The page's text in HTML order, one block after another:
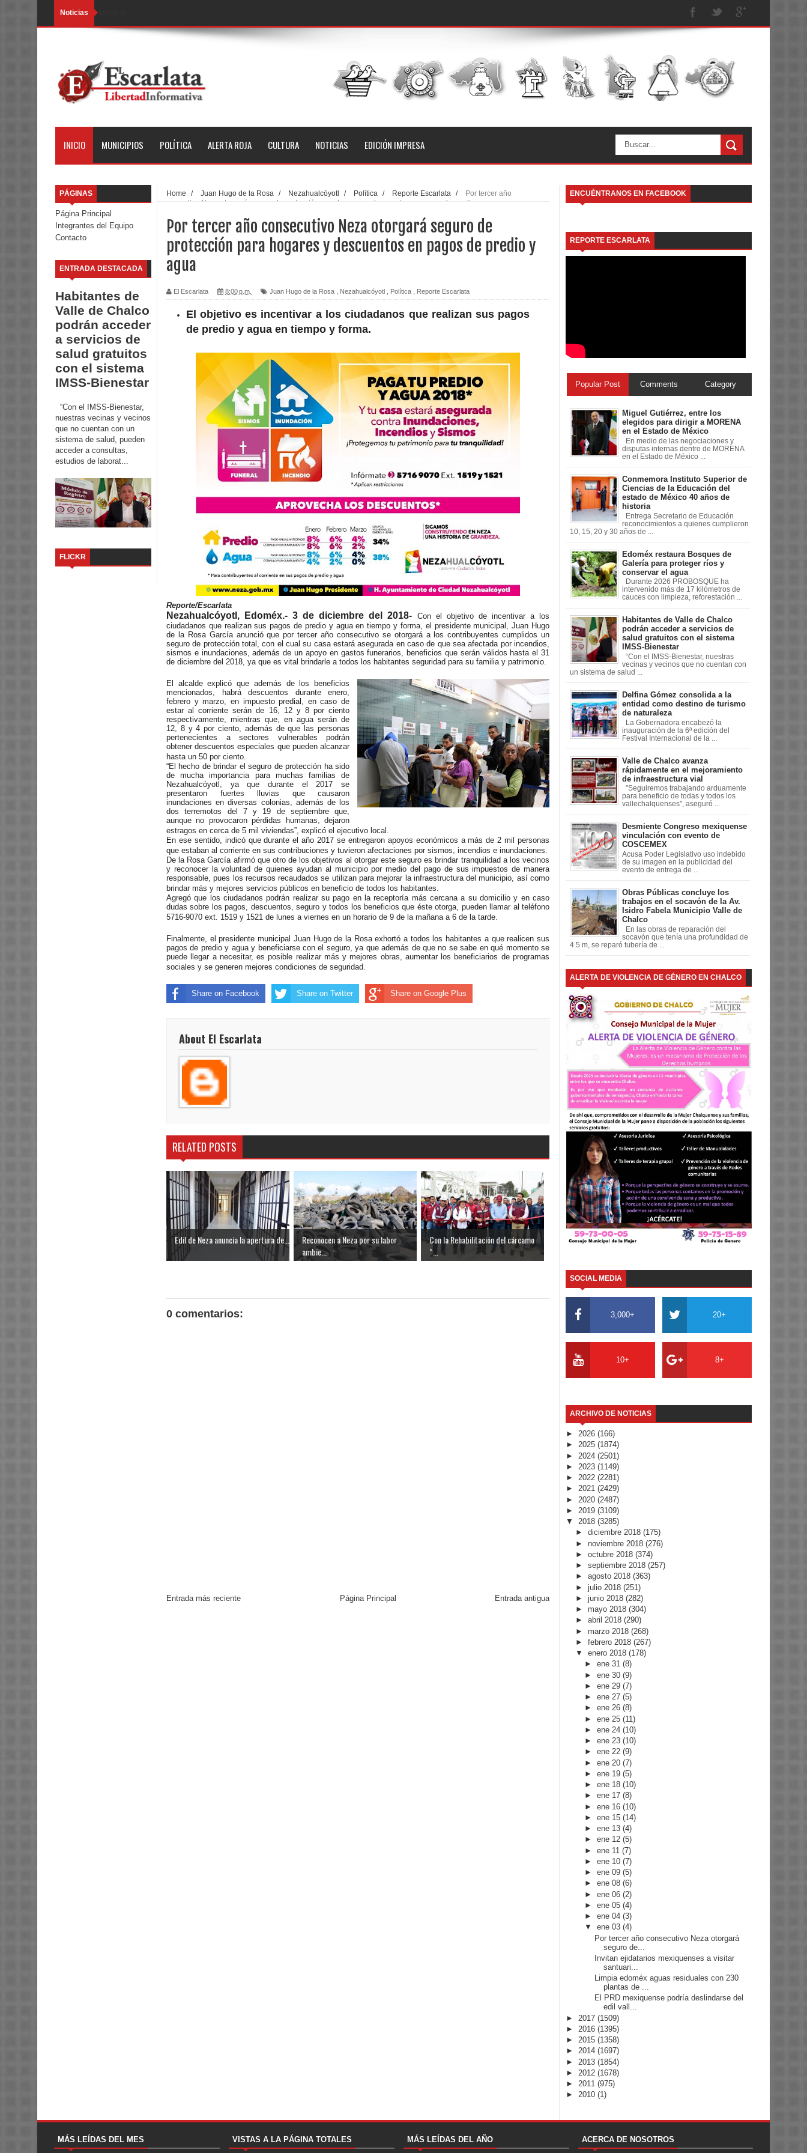
Noticias
INICIO MUNICIPIOS POLÍTICA ALERTA ROJA CULTURA NOTICIAS EDICIÓN IMPRESA
PÁGINAS
Página Principal
Integrantes del Equipo
Contacto
ENTRADA DESTACADA
Habitantes de
Valle de Chalco
podrán acceder
a servicios de
salud gratuitos
con el sistema
IMSS-Bienestar
“Con el IMSS-Bienestar,
nuestras vecinas y vecinos
que no cuentan con un
sistema de salud, pueden
acceder a consultas,
estudios de laborat...
FLICKR
Home / Juan Hugo de la Rosa / Nezahualcóyotl / Política / Reporte Escarlata /
Por tercer año
consecutivo Neza otorgará seguro de protección para hogares y descuentos en pagos de predio y agua
Por tercer año consecutivo Neza otorgará seguro de
protección para hogares y descuentos en pagos de predio y
agua
El Escarlata 8:00 p.m. Juan Hugo de la Rosa Nezahualcóyotl Política Reporte Escarlata
El objetivo es incentivar a los ciudadanos que realizan sus pagos
de predio y agua en tiempo y forma.
Reporte/Escarlata
Nezahualcóyotl, Edoméx.- 3 de diciembre del 2018- Con el objetivo de incentivar a los
ciudadanos que realizan sus pagos de predio y agua en tiempo y forma, el presidente municipal, Juan Hugo
de la Rosa García anunció que por tercer año consecutivo se otorgará a los contribuyentes cumplidos un
seguro de protección total, con el cual su casa estará asegurada en caso de que sea afectada por incendios,
sismos e inundaciones, además de un apoyo en gastos funerarios, beneficios que serán válidos hasta el 31
de diciembre del 2018, ya que es vital brindarle a todos los habitantes seguridad para su familia y patrimonio.
El alcalde explicó que además de los beneficios
mencionados, habrá descuentos durante enero,
febrero y marzo, en impuesto predial, en caso de
estar al corriente serán de 16, 12 y 8 por ciento
respectivamente, mientras que, en agua serán de
12, 8 y 4 por ciento, además de que las personas
pertenecientes a sectores vulnerables podrán
obtener descuentos especiales que pueden alcanzar
hasta un 50 por ciento.
“El hecho de brindar el seguro de protección ha sido
de mucha importancia para muchas familias de
Nezahualcóyotl, ya que durante el 2017 se
presentaron fuertes lluvias que causaron
inundaciones en diversas colonias, además de los
dos terremotos del 7 y 19 de septiembre que,
aunque no provocaron pérdidas humanas, dejaron
estragos en cerca de 5 mil viviendas”, explicó el ejecutivo local.
En ese sentido, indicó que durante el año 2017 se entregaron apoyos económicos a más de 2 mil personas
que estaban al corriente en sus contribuciones y tuvieron afectaciones por sismos, incendios e inundaciones.
De la Rosa García afirmó que otro de los objetivos al otorgar este seguro es brindar tranquilidad a los vecinos
y reconocer la voluntad de quienes ayudan al municipio por medio del pago de sus impuestos de manera
responsable, pues los recursos recaudados se utilizan para mejorar la infraestructura del municipio, así como
brindar más y mejores servicios públicos en beneficio de todos los habitantes.
Agregó que los ciudadanos podrán realizar su pago en la receptoría más cercana a su domicilio y en caso
dudas sobre los pagos, descuentos, seguro y todos los beneficios que éste otorga, pueden llamar al teléfono
5716-9070 ext. 1519 y 1521 de lunes a viernes en un horario de 9 de la mañana a 6 de la tarde.
Finalmente, el presidente municipal Juan Hugo de la Rosa exhortó a todos los habitantes a que realicen sus
pagos de predio y agua y beneficiarse con el seguro, ya que además de que no se sabe en qué momento se
puede llegar a necesitar, es posible realizar más y mejores obras, aumentar los beneficiarios de programas
sociales y se generen mejores condiciones de seguridad.
Share on Facebook Share on Twitter Share on Google Plus
About El Escarlata
RELATED POSTS
Edil de Neza anuncia la apertura de...
Reconocen a Neza por su labor
ambie...
Con la Rehabilitación del cárcamo
“...
0 comentarios:
Entrada más reciente Entrada antigua
Página Principal
ENCUÉNTRANOS EN FACEBOOK
REPORTE ESCARLATA
Popular Post Comments Category
Miguel Gutiérrez, entre los
elegidos para dirigir a MORENA
en el Estado de México
En medio de las negociaciones y
disputas internas dentro de MORENA
en el Estado de México ...
Conmemora Instituto Superior de
Ciencias de la Educación del
estado de México 40 años de
historia
Entrega Secretario de Educación
reconocimientos a quienes cumplieron
10, 15, 20 y 30 años de ...
Edoméx restaura Bosques de
Galería para proteger ríos y
conservar el agua
Durante 2026 PROBOSQUE ha
intervenido más de 17 kilómetros de
cauces con limpieza, reforestación ...
Habitantes de Valle de Chalco
podrán acceder a servicios de
salud gratuitos con el sistema
IMSS-Bienestar
“Con el IMSS-Bienestar, nuestras
vecinas y vecinos que no cuentan con
un sistema de salud ...
Delfina Gómez consolida a la
entidad como destino de turismo
de naturaleza
La Gobernadora encabezó la
inauguración de la 6ª edición del
Festival Internacional de la ...
Valle de Chalco avanza
rápidamente en el mejoramiento
de infraestructura vial
"Seguiremos trabajando arduamente
para beneficio de todas y todos los
vallechalquenses", aseguró ...
Desmiente Congreso mexiquense
vinculación con evento de
COSCEMEX
Acusa Poder Legislativo uso indebido
de su imagen en la publicidad del
evento de entrega de ...
Obras Públicas concluye los
trabajos en el socavón de la Av.
Isidro Fabela Municipio Valle de
Chalco
En las obras de reparación del
socavón que tenía una profundidad de
4.5 m, se reparó tubería de ...
ALERTA DE VIOLENCIA DE GÉNERO EN CHALCO
SOCIAL MEDIA
3,000+ 20+
10+ 8+
ARCHIVO DE NOTICIAS
► 2026 (166)
► 2025 (1874)
► 2024 (2501)
► 2023 (1149)
► 2022 (2281)
► 2021 (2429)
► 2020 (2487)
► 2019 (3109)
▼ 2018 (3285)
► diciembre 2018 (175)
► noviembre 2018 (276)
► octubre 2018 (374)
► septiembre 2018 (257)
► agosto 2018 (363)
► julio 2018 (251)
► junio 2018 (282)
► mayo 2018 (304)
► abril 2018 (290)
► marzo 2018 (268)
► febrero 2018 (267)
▼ enero 2018 (178)
►ene 31(8)
►ene 30(9)
►ene 29(7)
►ene 27(5)
►ene 26(8)
►ene 25(11)
►ene 24(10)
►ene 23(10)
►ene 22(9)
►ene 20(7)
►ene 19(5)
►ene 18(10)
►ene 17(8)
►ene 16(10)
►ene 15(14)
►ene 13(4)
►ene 12(5)
►ene 11(7)
►ene 10(7)
►ene 09(5)
►ene 08(6)
►ene 06(2)
►ene 05(4)
►ene 04(3)
▼ene 03(4)
Por tercer año consecutivo Neza otorgará
seguro de...
Invitan ejidatarios mexiquenses a visitar
santuari...
Limpia edoméx aguas residuales con 230
plantas de ...
El PRD mexiquense podría deslindarse del
edil vall...
► 2017 (1509)
► 2016 (1395)
► 2015 (1358)
► 2014 (1697)
► 2013 (1854)
► 2012 (1678)
► 2011 (975)
► 2010 (1)
MÁS LEÍDAS DEL MES VISTAS A LA PÁGINA TOTALES MÁS LEÍDAS DEL AÑO ACERCA DE NOSOTROS